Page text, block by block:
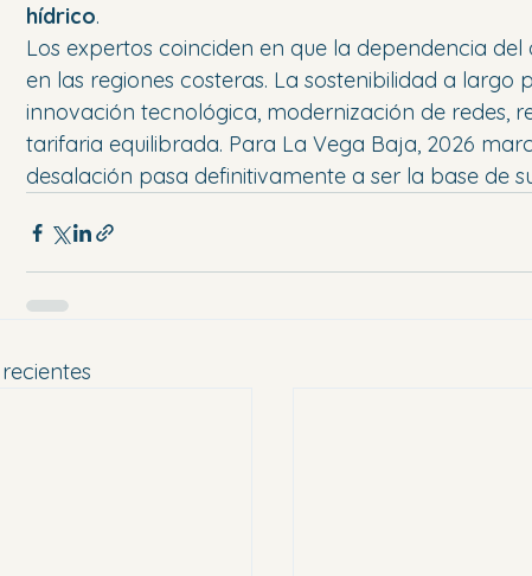
hídrico.
Los expertos coinciden en que la dependencia
en las regiones costeras. La sostenibilidad a
innovación tecnológica, modernización de redes,
tarifaria equilibrada. Para La Vega Baja, 2026
desalación pasa definitivamente a ser la base de